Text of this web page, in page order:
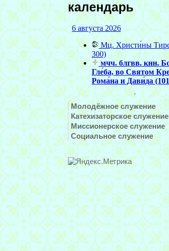
календарь
Молодёжное служение
Катехизаторское служение
Миссионерское служение
Социальное служение